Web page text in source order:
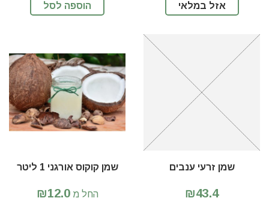
אזל במלאי הוספה לסל
שמן זרעי ענבים
₪43.4
שמן קוקוס אורגני 1 ליטר
החל מ₪12.0